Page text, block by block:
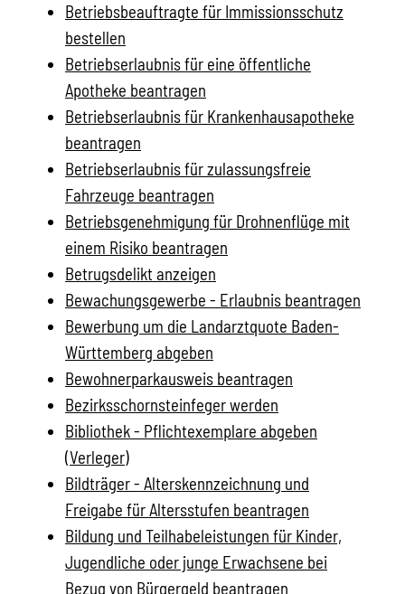
Betriebsbeauftragte für Immissionsschutz
bestellen
Betriebserlaubnis für eine öffentliche
Apotheke beantragen
Betriebserlaubnis für Krankenhausapotheke
beantragen
Betriebserlaubnis für zulassungsfreie
Fahrzeuge beantragen
Betriebsgenehmigung für Drohnenflüge mit
einem Risiko beantragen
Betrugsdelikt anzeigen
Bewachungsgewerbe - Erlaubnis beantragen
Bewerbung um die Landarztquote Baden-
Württemberg abgeben
Bewohnerparkausweis beantragen
Bezirksschornsteinfeger werden
Bibliothek - Pflichtexemplare abgeben
(Verleger)
Bildträger - Alterskennzeichnung und
Freigabe für Altersstufen beantragen
Bildung und Teilhabeleistungen für Kinder,
Jugendliche oder junge Erwachsene bei
Bezug von Bürgergeld beantragen